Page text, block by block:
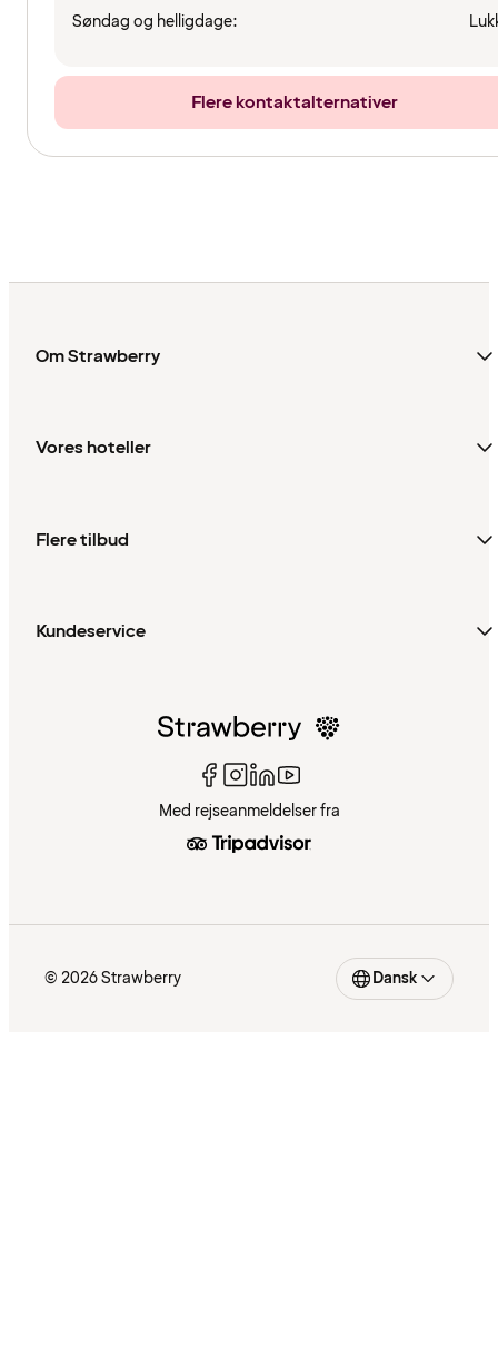
Søndag og helligdage:
Flere kontaktalternativer
Om Strawberry
Vores hoteller
Flere tilbud
Kundeservice
Med rejseanmeldelser fra
© 2026 Strawberry Dansk